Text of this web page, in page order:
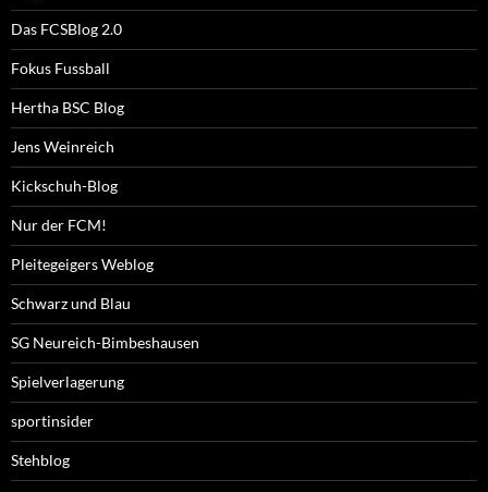
Das FCSBlog 2.0
Fokus Fussball
Hertha BSC Blog
Jens Weinreich
Kickschuh-Blog
Nur der FCM!
Pleitegeigers Weblog
Schwarz und Blau
SG Neureich-Bimbeshausen
Spielverlagerung
sportinsider
Stehblog